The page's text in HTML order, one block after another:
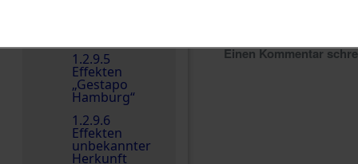
1.2.9.5
Effekten
„Gestapo
Hamburg“
1.2.9.6
Effekten
unbekannter
Herkunft
Einen Kommentar